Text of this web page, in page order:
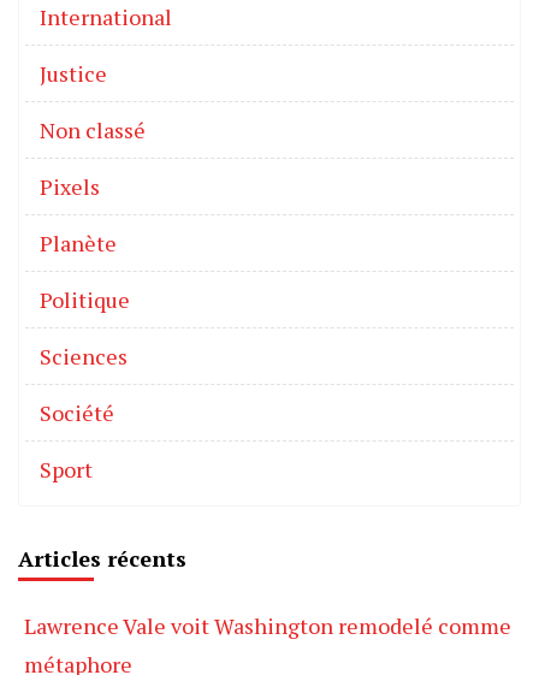
International
Justice
Non classé
Pixels
Planète
Politique
Sciences
Société
Sport
Articles récents
Lawrence Vale voit Washington remodelé comme
métaphore